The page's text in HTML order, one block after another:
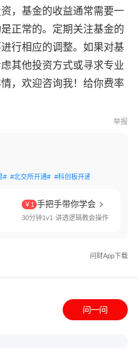
，基金的收益通常需要一
正常的。定期关注基金的
行相应的调整。如果对基
其他投资方式或寻求专业
，欢迎咨询我！给你费率
举报
# #北交所开通# #科创板开通#
￥1 手把手带你学会
30分钟1v1·讲透逻辑教会操作
问财App下载